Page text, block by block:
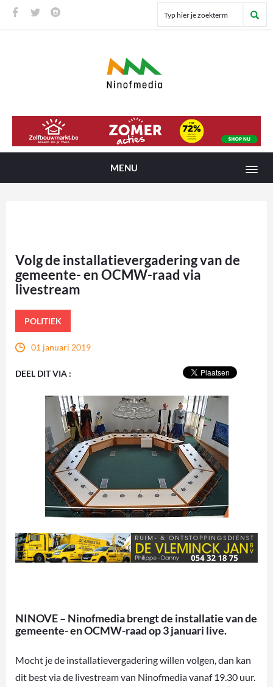
MENU
Volg de installatievergadering van de
gemeente- en OCMW-raad via
livestream
POLITIEK
01 januari 2019
DEEL DIT VIA :
NINOVE – Ninofmedia brengt de installatie van de
gemeente- en OCMW-raad op 3 januari live.
Mocht je de installatievergadering willen volgen, dan kan
dit best via de livestream van Ninofmedia vanaf 19.30 uur.